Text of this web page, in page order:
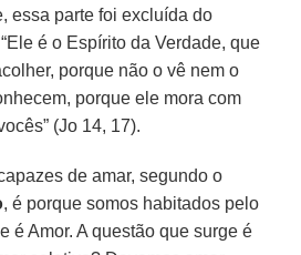
essa parte foi excluída do
é o Espírito da Verdade, que
porque não o vê nem o
porque ele mora com
(Jo 14, 17).
de amar, segundo o
, é porque somos habitados pelo
é Amor. A questão que surge é